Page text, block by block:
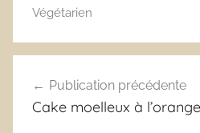
Végétarien
de
Publication précédente
Cake moelleux à l’orange